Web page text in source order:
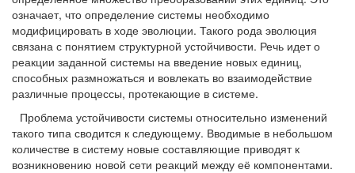
означает, что определение системы необходимо
модифицировать в ходе эволюции. Такого рода эволюция
связана с понятием структурной устойчивости. Речь идет о
реакции заданной системы на введение новых единиц,
способных размножаться и вовлекать во взаимодействие
различные процессы, протекающие в системе.
Проблема устойчивости системы относительно изменений
такого типа сводится к следующему. Вводимые в небольшом
количестве в систему новые составляющие приводят к
возникновению новой сети реакций между её компонентами.